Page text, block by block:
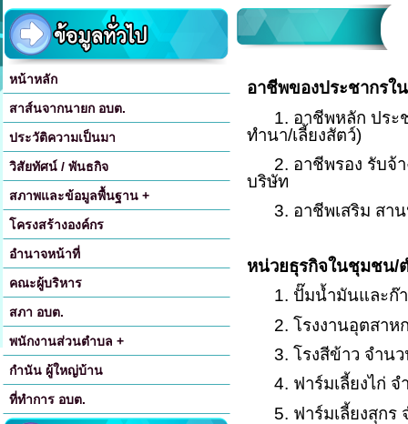
หน้าหลัก
สาส์นจากนายก อบต.
ประวัติความเป็นมา
วิสัยทัศน์ / พันธกิจ
สภาพและข้อมูลพื้นฐาน +
โครงสร้างองค์กร
อำนาจหน้าที่
คณะผู้บริหาร
สภา อบต.
พนักงานส่วนตำบล +
กำนัน ผู้ใหญ่บ้าน
ที่ทำการ อบต.
อาชีพของประชากรใ
1. อาชีพหลัก ประ
ทำนา/เลี้ยงสัตว์)
2. อาชีพรอง รับจ้
บริษัท
3. อาชีพเสริม สา
หน่วยธุรกิจในชุมชน/
1. ปั๊มน้ำมันและก๊
2. โรงงานอุตสา
3. โรงสีข้าว จำน
4. ฟาร์มเลี้ยงไก่
5. ฟาร์มเลี้ยงสุกร